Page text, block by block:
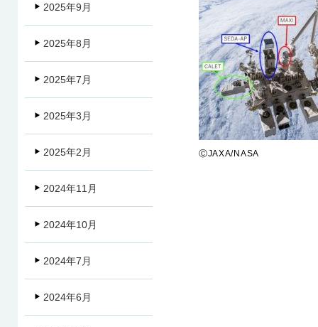
ⒸJAXA/NASA
2025年9月
2025年8月
2025年7月
2025年3月
2025年2月
2024年11月
2024年10月
2024年7月
2024年6月